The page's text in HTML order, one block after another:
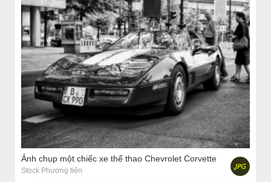
Ảnh chụp một chiếc xe thể thao Chevrolet Corvette
Stock Phương tiện